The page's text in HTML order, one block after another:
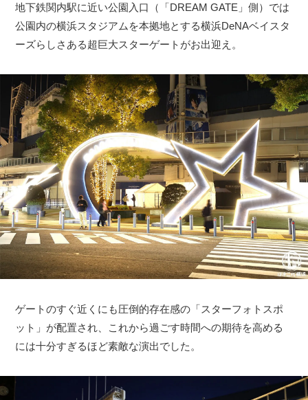
地下鉄関内駅に近い公園入口（「DREAM GATE」側）では
公園内の横浜スタジアムを本拠地とする横浜DeNAベイスタ
ーズらしさある超巨大スターゲートがお出迎え。
ゲートのすぐ近くにも圧倒的存在感の「スターフォトスポ
ット」が配置され、これから過ごす時間への期待を高める
には十分すぎるほど素敵な演出でした。